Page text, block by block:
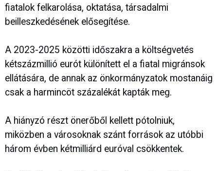
fiatalok felkarolása, oktatása, társadalmi
beilleszkedésének elősegítése.
A 2023-2025 közötti időszakra a költségvetés
kétszázmillió eurót különített el a fiatal migránsok
ellátására, de annak az önkormányzatok mostanáig
csak a harmincöt százalékát kapták meg.
A hiányzó részt önerőből kellett pótolniuk,
miközben a városoknak szánt források az utóbbi
három évben kétmilliárd euróval csökkentek.